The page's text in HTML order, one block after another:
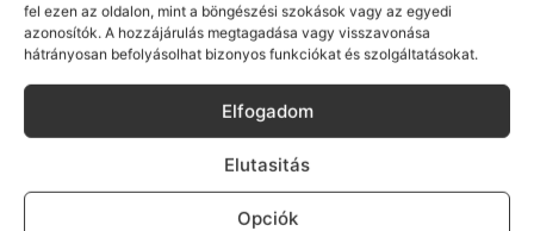
fel ezen az oldalon, mint a böngészési szokások vagy az egyedi
azonosítók. A hozzájárulás megtagadása vagy visszavonása
hátrányosan befolyásolhat bizonyos funkciókat és szolgáltatásokat.
Elfogadom
Elutasitás
Opciók
Hibázni emberi dolog, de a felelősségvállalás nálunk alap.
Ha ritkán előfordul egy hiba, nem kifogásokat keresünk,
hanem megoldást. Szakértő kollégáink azonnal kézbe
veszik az ügyedet.